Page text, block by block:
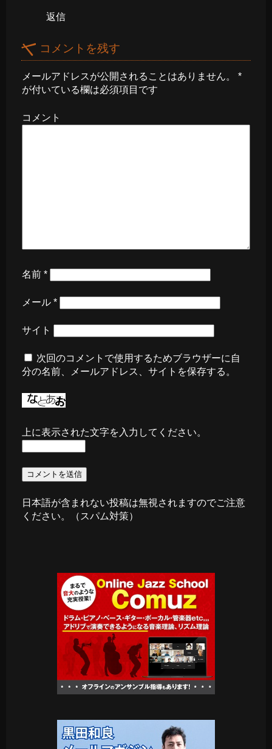
返信
コメントを残す
メールアドレスが公開されることはありません。
*
が付いている欄は必須項目です
コメント
名前 *
メール *
サイト
次回のコメントで使用するためブラウザーに自
分の名前、メールアドレス、サイトを保存する。
上に表示された文字を入力してください。
日本語が含まれない投稿は無視されますのでご注意
ください。（スパム対策）